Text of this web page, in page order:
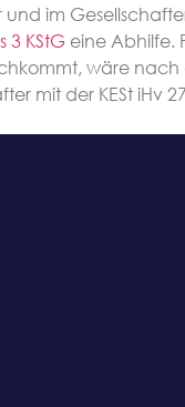
im
3 KStG eine Abhilfe.
wäre nach
mit der KESt iHv